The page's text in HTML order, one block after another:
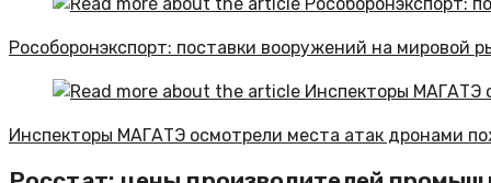
Рособоронэкспорт: поставки вооружений на мировой
Инспекторы МАГАТЭ осмотрели места атак дронами